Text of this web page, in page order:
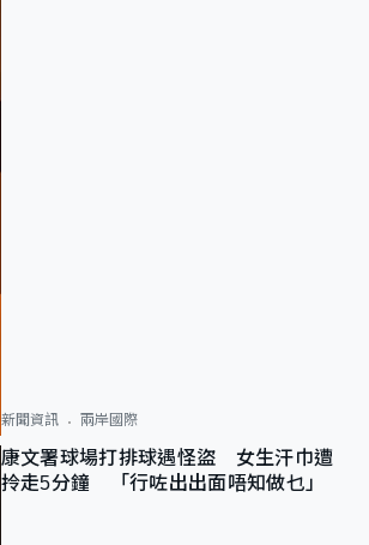
新聞資訊 兩岸國際
康文署球場打排球遇怪盜 女生汗巾遭
拎走5分鐘 「行咗出出面唔知做乜」